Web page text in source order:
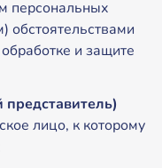
персональных
обстоятельствами
и защите
лицо, к которому